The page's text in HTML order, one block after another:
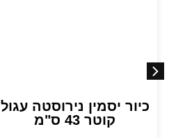
כיור יסמין נירוסטה עגול
קוטר 43 ס"מ